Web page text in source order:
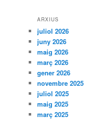
ARXIUS
juliol 2026
juny 2026
maig 2026
març 2026
gener 2026
novembre 2025
juliol 2025
maig 2025
març 2025